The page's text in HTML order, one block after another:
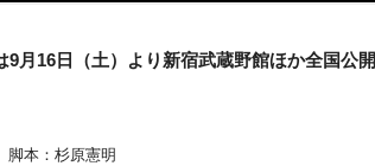
9月16日（土）より新宿武蔵野館ほか全国公開
本：杉原憲明